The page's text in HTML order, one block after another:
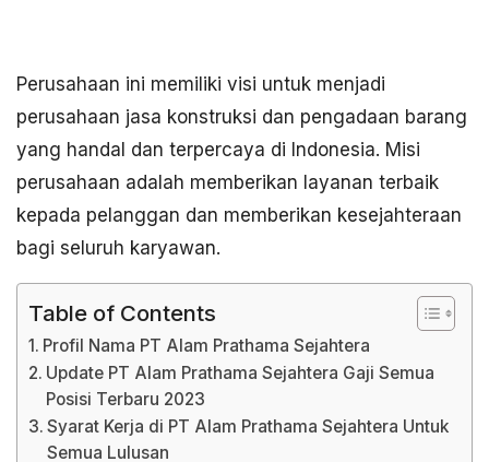
Perusahaan ini memiliki visi untuk menjadi
perusahaan jasa konstruksi dan pengadaan barang
yang handal dan terpercaya di Indonesia. Misi
perusahaan adalah memberikan layanan terbaik
kepada pelanggan dan memberikan kesejahteraan
bagi seluruh karyawan.
Table of Contents
Profil Nama PT Alam Prathama Sejahtera
Update PT Alam Prathama Sejahtera Gaji Semua
Posisi Terbaru 2023
Syarat Kerja di PT Alam Prathama Sejahtera Untuk
Semua Lulusan